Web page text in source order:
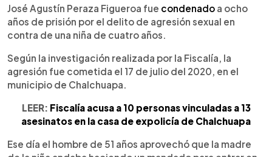
Escuchar artículo
José Agustín Peraza Figueroa fue condenado a ocho
años de prisión por el delito de agresión sexual en
contra de una niña de cuatro años.
Según la investigación realizada por la Fiscalía, la
agresión fue cometida el 17 de julio del 2020, en el
municipio de Chalchuapa.
LEER: Fiscalía acusa a 10 personas vinculadas a 13
asesinatos en la casa de expolicía de Chalchuapa
Ese día el hombre de 51 años aprovechó que la madre